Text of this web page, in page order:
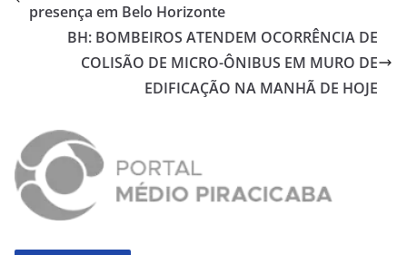
presença em Belo Horizonte
BH: BOMBEIROS ATENDEM OCORRÊNCIA DE
COLISÃO DE MICRO-ÔNIBUS EM MURO DE
EDIFICAÇÃO NA MANHÃ DE HOJE